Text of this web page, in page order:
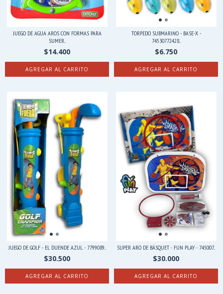
JUEGO DE AGUA AROS CON FORMAS PARA
SUMER...
$14.400
TORPEDO SUBMARINO - BASE-X -
74530772428...
$6.750
JUEGO DE GOLF - EL DUENDE AZUL - 7799089...
$30.500
SUPER ARO DE BÁSQUET - FUN PLAY - 745007...
$30.000